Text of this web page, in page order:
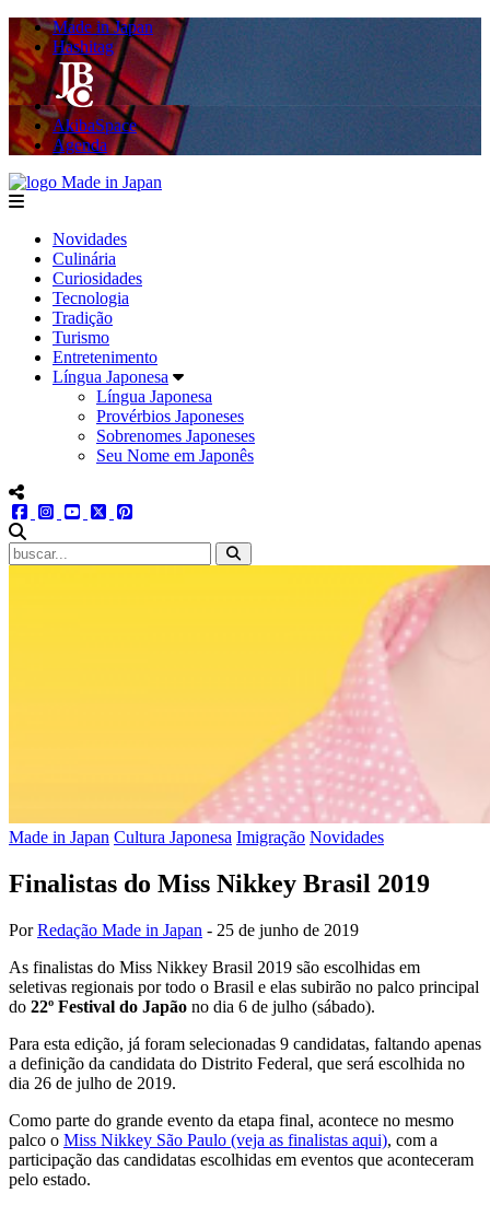
Made in Japan
Hashitag
AkibaSpace
Agenda
menu
Novidades
Culinária
Curiosidades
Tecnologia
Tradição
Turismo
Entretenimento
Língua Japonesa
Língua Japonesa
Provérbios Japoneses
Sobrenomes Japoneses
Seu Nome em Japonês
menu redes social
facebookinstagram
youtube
twitter
Made in Japan Cultura Japonesa Imigração Novidades
Finalistas do Miss Nikkey Brasil 2019
PorRedação Made in Japan - 25 de junho de 2019
As finalistas do Miss Nikkey Brasil 2019 são escolhidas em
seletivas regionais por todo o Brasil e elas subirão no palco principal
do 22º Festival do Japão no dia 6 de julho (sábado).
Para esta edição, já foram selecionadas 9 candidatas, faltando apenas
a definição da candidata do Distrito Federal, que será escolhida no
dia 26 de julho de 2019.
Como parte do grande evento da etapa final, acontece no mesmo
palco o Miss Nikkey São Paulo (veja as finalistas aqui), com a
participação das candidatas escolhidas em eventos que aconteceram
pelo estado.